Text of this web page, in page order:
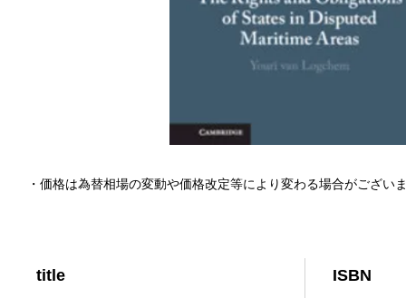
title ISBN
・価格は為替相場の変動や価格改定等により変わる場合がござい